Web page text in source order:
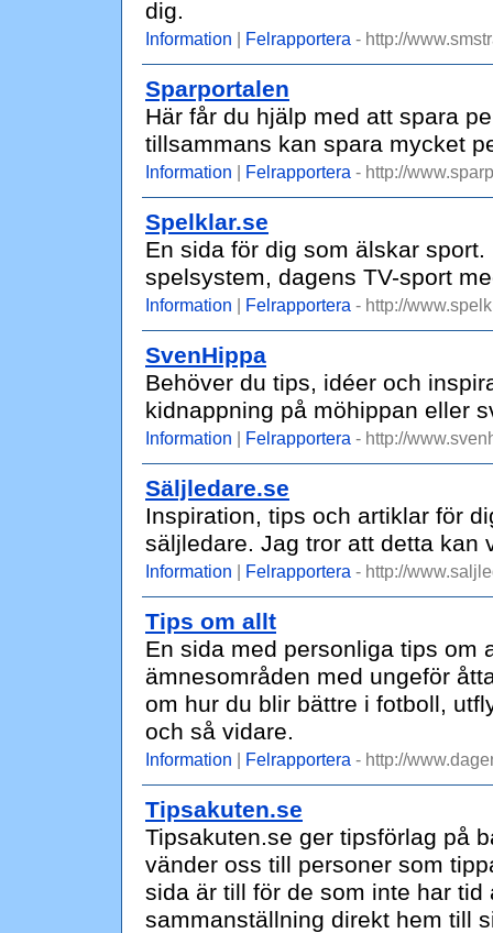
dig.
Information | Felrapportera - http://
Sparportalen
Här får du hjälp med att spara
tillsammans kan spara mycket
Information | Felrapportera - http://
Spelklar.se
En sida för dig som älskar
spelsystem, dagens TV-sport
Information | Felrapportera - http://
SvenHippa
Behöver du tips, idéer och
kidnappning på möhippan eller
Information | Felrapportera - http://
Säljledare.se
Inspiration, tips och artiklar för
säljledare. Jag tror att detta kan
Information | Felrapportera - http://
Tips om allt
En sida med personliga tips om
ämnesområden med ungeför
om hur du blir bättre i fotboll,
och så vidare.
Information | Felrapportera - http://
Tipsakuten.se
Tipsakuten.se ger tipsförlag på
vänder oss till personer som
sida är till för de som inte har
sammanställning direkt hem till